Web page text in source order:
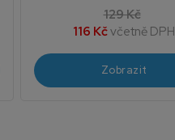
129 Kč
116 Kčvčetně DPH
Zobrazit